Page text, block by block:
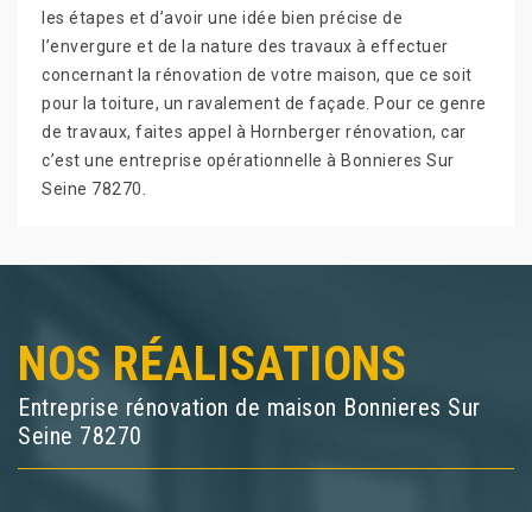
les étapes et d’avoir une idée bien précise de
l’envergure et de la nature des travaux à effectuer
concernant la rénovation de votre maison, que ce soit
pour la toiture, un ravalement de façade. Pour ce genre
de travaux, faites appel à Hornberger rénovation, car
c’est une entreprise opérationnelle à Bonnieres Sur
Seine 78270.
NOS RÉALISATIONS
Entreprise rénovation de maison Bonnieres Sur
Seine 78270